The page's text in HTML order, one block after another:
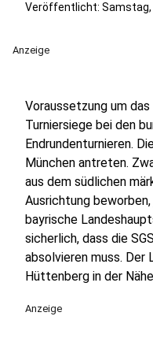
Veröffentlicht: Samstag,
Anzeige
Voraussetzung um
Turniersiege bei den
Endrundenturnieren.
München antreten.
aus dem südlichen
Ausrichtung
bayrische
sicherlich, dass die
absolvieren muss.
Hüttenberg in der
Anzeige